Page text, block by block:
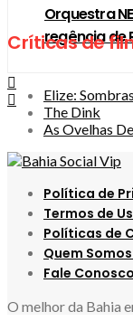
Orquestra
regência de
Críticas de
Elize:
The Dink
As Ovelhas
Política de
Termos de
Políticas de
Quem
Fale Conosco
O melhor da Bahia